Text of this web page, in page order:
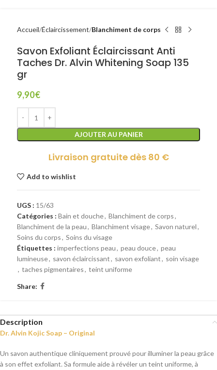
Accueil Éclaircissement Blanchiment de corps
Savon Exfoliant Éclaircissant Anti
Taches Dr. Alvin Whitening Soap 135
gr
9,90€
AJOUTER AU PANIER
Livraison gratuite dès 80 €
Add to wishlist
UGS : 15/63
Catégories : Bain et douche, Blanchiment de corps,
Blanchiment de la peau, Blanchiment visage, Savon naturel,
Soins du corps, Soins du visage
Étiquettes : imperfections peau, peau douce, peau
lumineuse, savon éclaircissant, savon exfoliant, soin visage
, taches pigmentaires, teint uniforme
Share:
Description
Dr. Alvin Kojic Soap – Original
Un savon authentique cliniquement prouvé pour illuminer la peau grâce
à son effet exfoliant. Sa formule aide à révéler un teint uniforme, à